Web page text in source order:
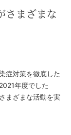
さまざまな
症対策を徹底した
年度でした
まざまな活動を実